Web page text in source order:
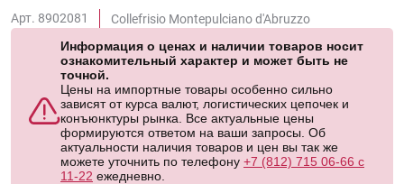
Арт. 8902081
Collefrisio Montepulciano d'Abruzzo
Информация о ценах и наличии товаров носит
ознакомительный характер и может быть не
точной.
Цены на импортные товары особенно сильно
зависят от курса валют, логистических цепочек и
конъюнктуры рынка. Все актуальные цены
формируются ответом на ваши запросы. Об
актуальности наличия товаров и цен вы так же
можете уточнить по телефону +7 (812) 715 06-66 с
11-22 ежедневно.